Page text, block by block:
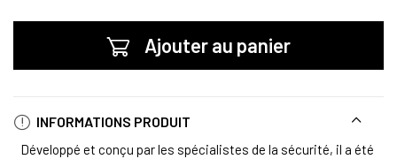
Ajouter au panier
INFORMATIONS PRODUIT
Développé et conçu par les spécialistes de la sécurité, il a été